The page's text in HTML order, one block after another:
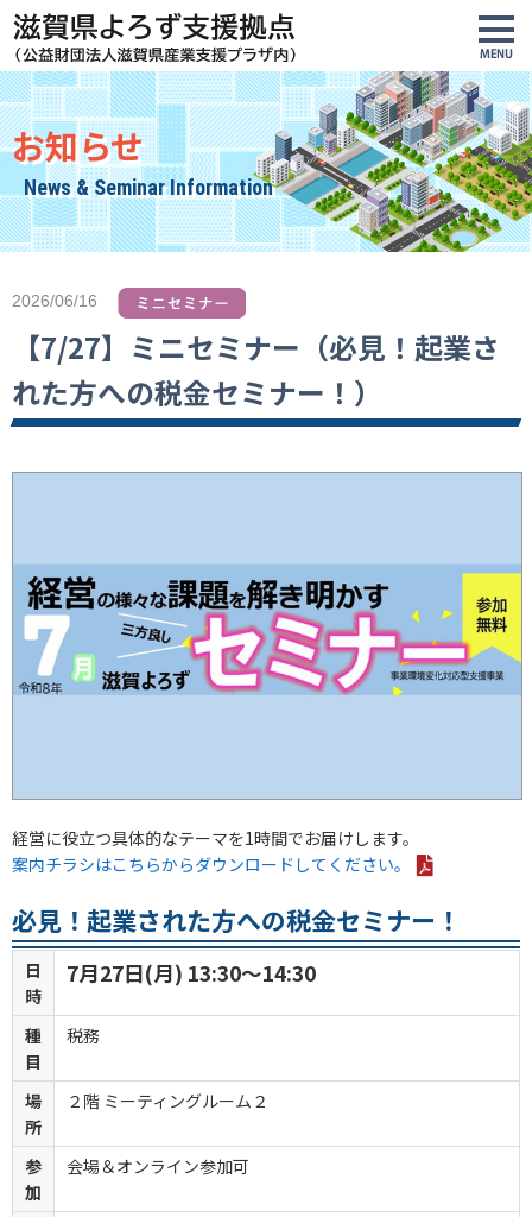
お知らせ
News & Seminar Information
2026/06/16
【7/27】ミニセミナー（必見！起業さ
れた方への税金セミナー！）
経営に役立つ具体的なテーマを1時間でお届けします。
案内チラシはこちらからダウンロードしてください。
必見！起業された方への税金セミナー！
日
時
7月27日(月) 13:30～14:30
種
目
税務
場
所
２階 ミーティングルーム２
参
加
会場＆オンライン参加可